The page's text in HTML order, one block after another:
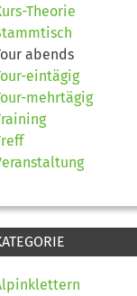
Theorie
abends
eintägig
mehrtägig